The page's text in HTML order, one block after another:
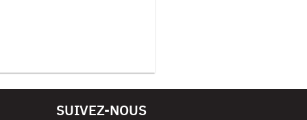
SUIVEZ-NOUS